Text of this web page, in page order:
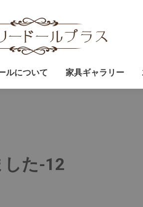
ルについて 家具ギャラリー
した-12
ールギャラリー